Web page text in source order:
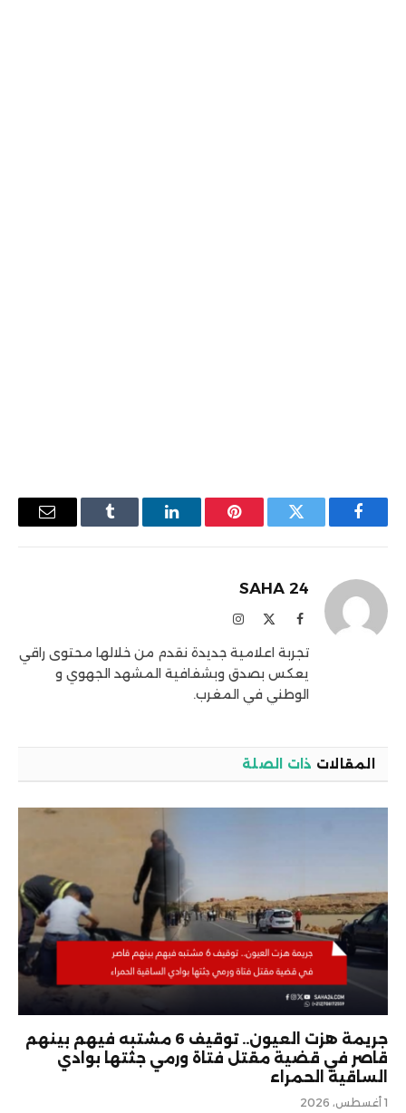
فيسبوك تويتر بينتيريستلينكدإن Tumblr
البريد
SAHA 24
فيسبوك الانستغرام
تجربة اعلامية جديدة نقدم من خلالها محتوى راقي
يعكس بصدق وبشفافية المشهد الجهوي و
الوطني في المغرب.
المقالات ذات الصلة
جريمة هزت العيون.. توقيف 6 مشتبه فيهم بينهم
قاصر في قضية مقتل فتاة ورمي جثتها بوادي
الساقية الحمراء
1 أغسطس، 2026